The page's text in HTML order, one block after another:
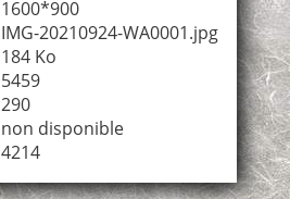
1600*900
IMG-20210924-WA0001.jpg
184 Ko
5459
290
non disponible
4214